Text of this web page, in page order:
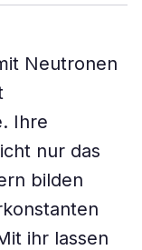
Neutronen
Ihre
nur das
bilden
ihr lassen